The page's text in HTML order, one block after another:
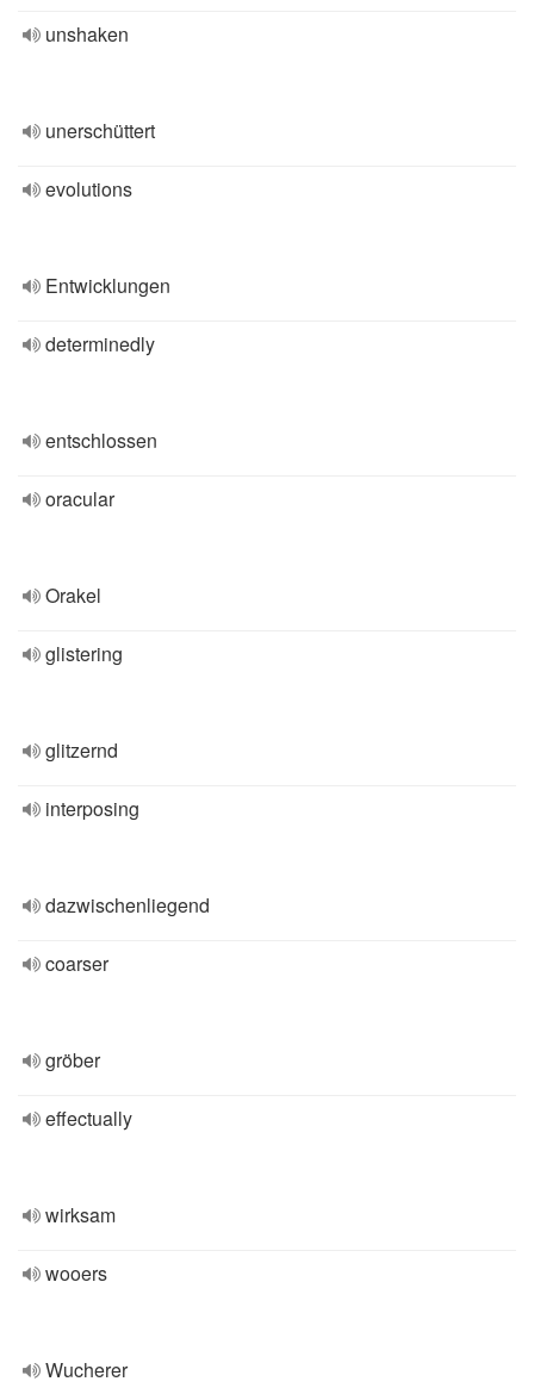
unshaken
unerschüttert
evolutions
Entwicklungen
determinedly
entschlossen
oracular
Orakel
glistering
glitzernd
interposing
dazwischenliegend
coarser
gröber
effectually
wirksam
wooers
Wucherer